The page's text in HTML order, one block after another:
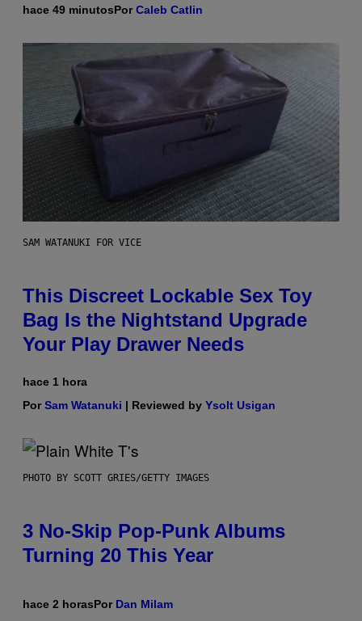
hace 49 minutosPorCaleb Catlin
SAM WATANUKI FOR VICE
This Discreet Lockable Sex Toy
Bag Is the Nightstand Upgrade
Your Play Drawer Needs
hace 1 hora
PorSam Watanuki | Reviewed by Ysolt Usigan
PHOTO BY SCOTT GRIES/GETTY IMAGES
3 No-Skip Pop-Punk Albums
Turning 20 This Year
hace 2 horasPor Dan Milam